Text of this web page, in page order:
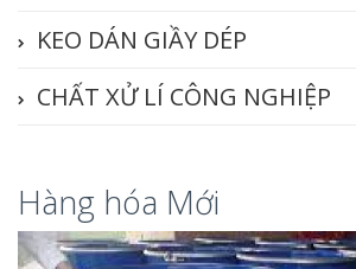
KEO DÁN GIẦY DÉP
CHẤT XỬ LÍ CÔNG NGHIỆP
Hàng hóa Mới